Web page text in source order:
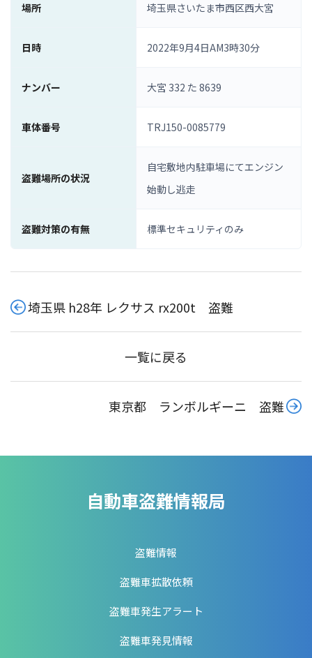
場所 埼玉県さいたま市西区西大宮
日時 2022年9月4日AM3時30分
ナンバー 大宮 332 た 8639
車体番号 TRJ150-0085779
盗難場所の状況
自宅敷地内駐車場にてエンジン
始動し逃走
盗難対策の有無 標準セキュリティのみ
埼玉県 h28年 レクサス rx200t 盗難
一覧に戻る
東京都 ランボルギーニ 盗難
自動車盗難情報局
盗難情報
盗難車拡散依頼
盗難車発生アラート
盗難車発見情報